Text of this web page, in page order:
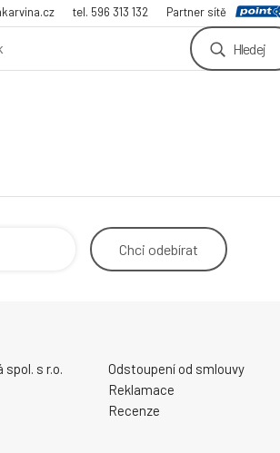
tel. 596 313 132 Partner sítě
Hledej
Chci odebírat
s r.o.
Odstoupení od smlouvy
Reklamace
Recenze